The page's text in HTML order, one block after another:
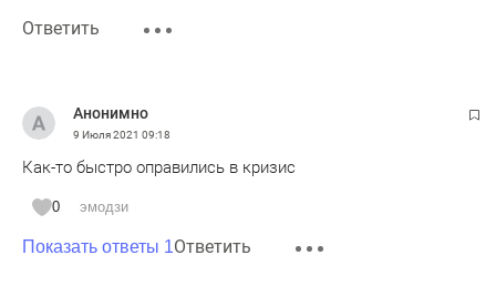
Ответить
Анонимно
9 Июля 2021 09:18
Как-то быстро оправились в кризис
0 эмодзи
Показать ответы 1Ответить